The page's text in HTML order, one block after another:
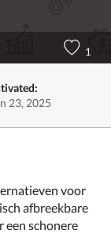
1
23, 2025
voor
afbreekbare
een schonere